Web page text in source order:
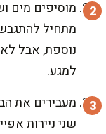
מוסיפים מים
מתחיל
נוספת, אבל לא
למגע.
מעבירים את